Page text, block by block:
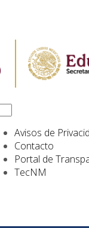
Avisos de
Contacto
Portal de
TecNM